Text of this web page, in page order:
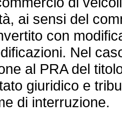
ai sensi del
con
Nel
al PRA del
giuridico e
di interruzione.